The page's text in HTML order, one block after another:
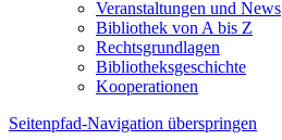
Veranstaltungen und News
Bibliothek von A bis Z
Rechtsgrundlagen
Bibliotheksgeschichte
Kooperationen
Seitenpfad-Navigation überspringen